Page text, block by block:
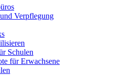
Verpflegung
Schulen
für Erwachsene